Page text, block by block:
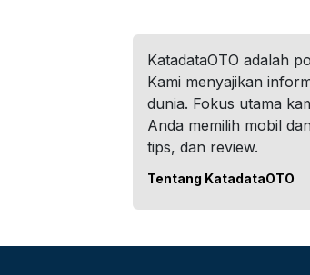
KatadataOTO adalah
Kami menyajikan
dunia. Fokus utama
Anda memilih mobil
tips, dan review.
Tentang KatadataOTO